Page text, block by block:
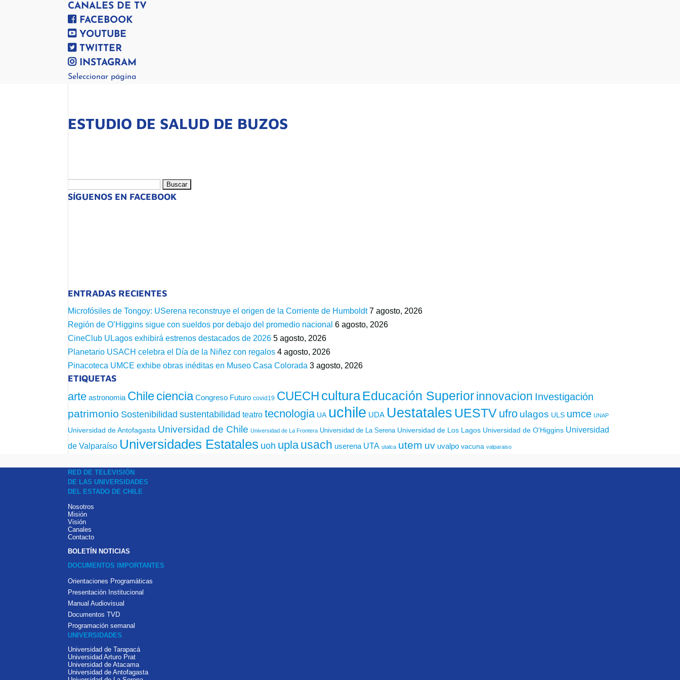
CANALES DE TV
FACEBOOK
YOUTUBE
TWITTER
INSTAGRAM
Seleccionar página
ESTUDIO DE SALUD DE BUZOS
SÍGUENOS EN FACEBOOK
ENTRADAS RECIENTES
Microfósiles de Tongoy: USerena reconstruye el origen de la Corriente de Humboldt 7 agosto, 2026
Región de O’Higgins sigue con sueldos por debajo del promedio nacional 6 agosto, 2026
CineClub ULagos exhibirá estrenos destacados de 2026 5 agosto, 2026
Planetario USACH celebra el Día de la Niñez con regalos 4 agosto, 2026
Pinacoteca UMCE exhibe obras inéditas en Museo Casa Colorada 3 agosto, 2026
ETIQUETAS
arte astronomia Chileciencia Congreso Futuro covid19 CUECH culturaEducación Superiorinnovacion Investigación
patrimonio Sostenibilidad sustentabilidad teatro tecnologia UA uchile UDA Uestatales UESTV ufro ulagos ULS umce UNAP
Universidad de Antofagasta Universidad de Chile Universidad de La Frontera Universidad de La Serena Universidad de Los Lagos Universidad de O'Higgins Universidad
de Valparaíso Universidades Estatales uoh uplausach userena UTA utalca utem uv uvalpo vacuna valparaiso
RED DE TELEVISIÓN
DE LAS UNIVERSIDADES
DEL ESTADO DE CHILE
Nosotros
Misión
Visión
Canales
Contacto
BOLETÍN NOTICIAS
DOCUMENTOS IMPORTANTES
Orientaciones Programáticas
Presentación Institucional
Manual Audiovisual
Documentos TVD
Programación semanal
UNIVERSIDADES
Universidad de Tarapacá
Universidad Arturo Prat
Universidad de Atacama
Universidad de Antofagasta